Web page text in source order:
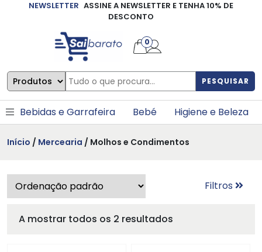
NEWSLETTER ASSINE A NEWSLETTER E TENHA 10% DE
DESCONTO
PESQUISAR
0
Bebidas e Garrafeira Bebé Higiene e Beleza
Início / Mercearia / Molhos e Condimentos
Filtros
A mostrar todos os 2 resultados